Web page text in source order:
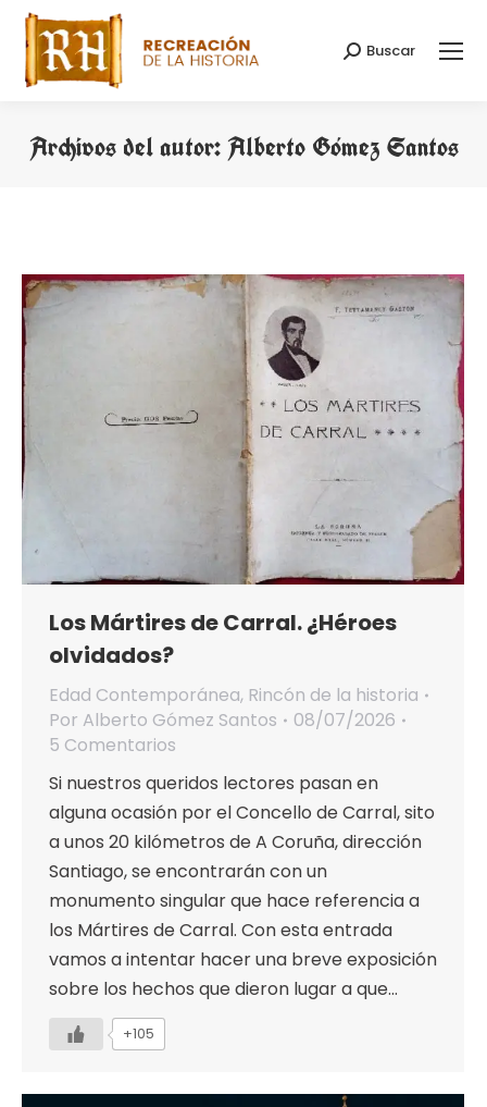
Buscar:
Buscar
Archivos del autor:Alberto Gómez Santos
Los Mártires de Carral. ¿Héroes
olvidados?
Edad Contemporánea, Rincón de la historia
Por Alberto Gómez Santos
08/07/2026
5 Comentarios
Si nuestros queridos lectores pasan en
alguna ocasión por el Concello de Carral, sito
a unos 20 kilómetros de A Coruña, dirección
Santiago, se encontrarán con un
monumento singular que hace referencia a
los Mártires de Carral. Con esta entrada
vamos a intentar hacer una breve exposición
sobre los hechos que dieron lugar a que…
+105